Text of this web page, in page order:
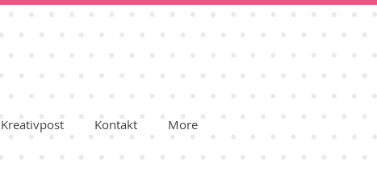
Kreativpost Kontakt More